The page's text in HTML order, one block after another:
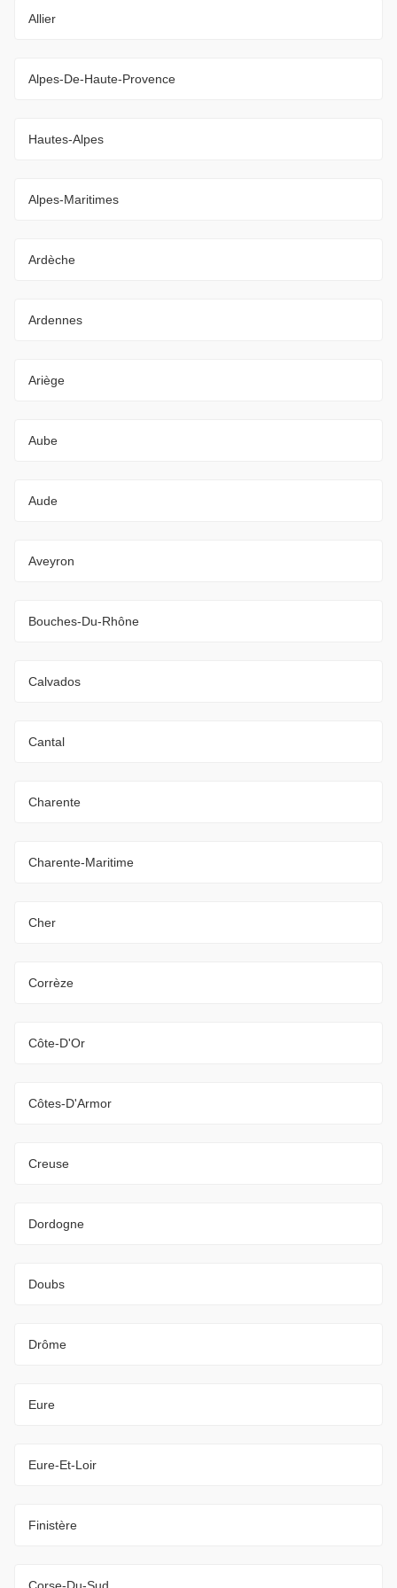
Allier
Alpes-De-Haute-Provence
Hautes-Alpes
Alpes-Maritimes
Ardèche
Ardennes
Ariège
Aube
Aude
Aveyron
Bouches-Du-Rhône
Calvados
Cantal
Charente
Charente-Maritime
Cher
Corrèze
Côte-D'Or
Côtes-D'Armor
Creuse
Dordogne
Doubs
Drôme
Eure
Eure-Et-Loir
Finistère